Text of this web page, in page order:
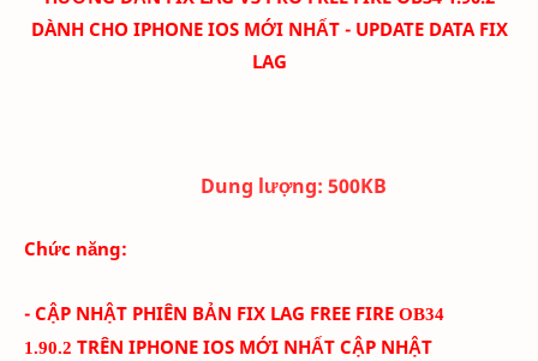
DÀNH CHO IPHONE IOS MỚI NHẤT - UPDATE DATA FIX
LAG
Dung lượng: 500KB
Chức năng:
- CẬP NHẬT PHIÊN BẢN FIX LAG FREE FIRE OB34
1.90.2 TRÊN IPHONE IOS MỚI NHẤT CẬP NHẬT